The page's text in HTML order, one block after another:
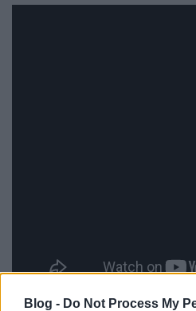
Blog - Do Not Process My